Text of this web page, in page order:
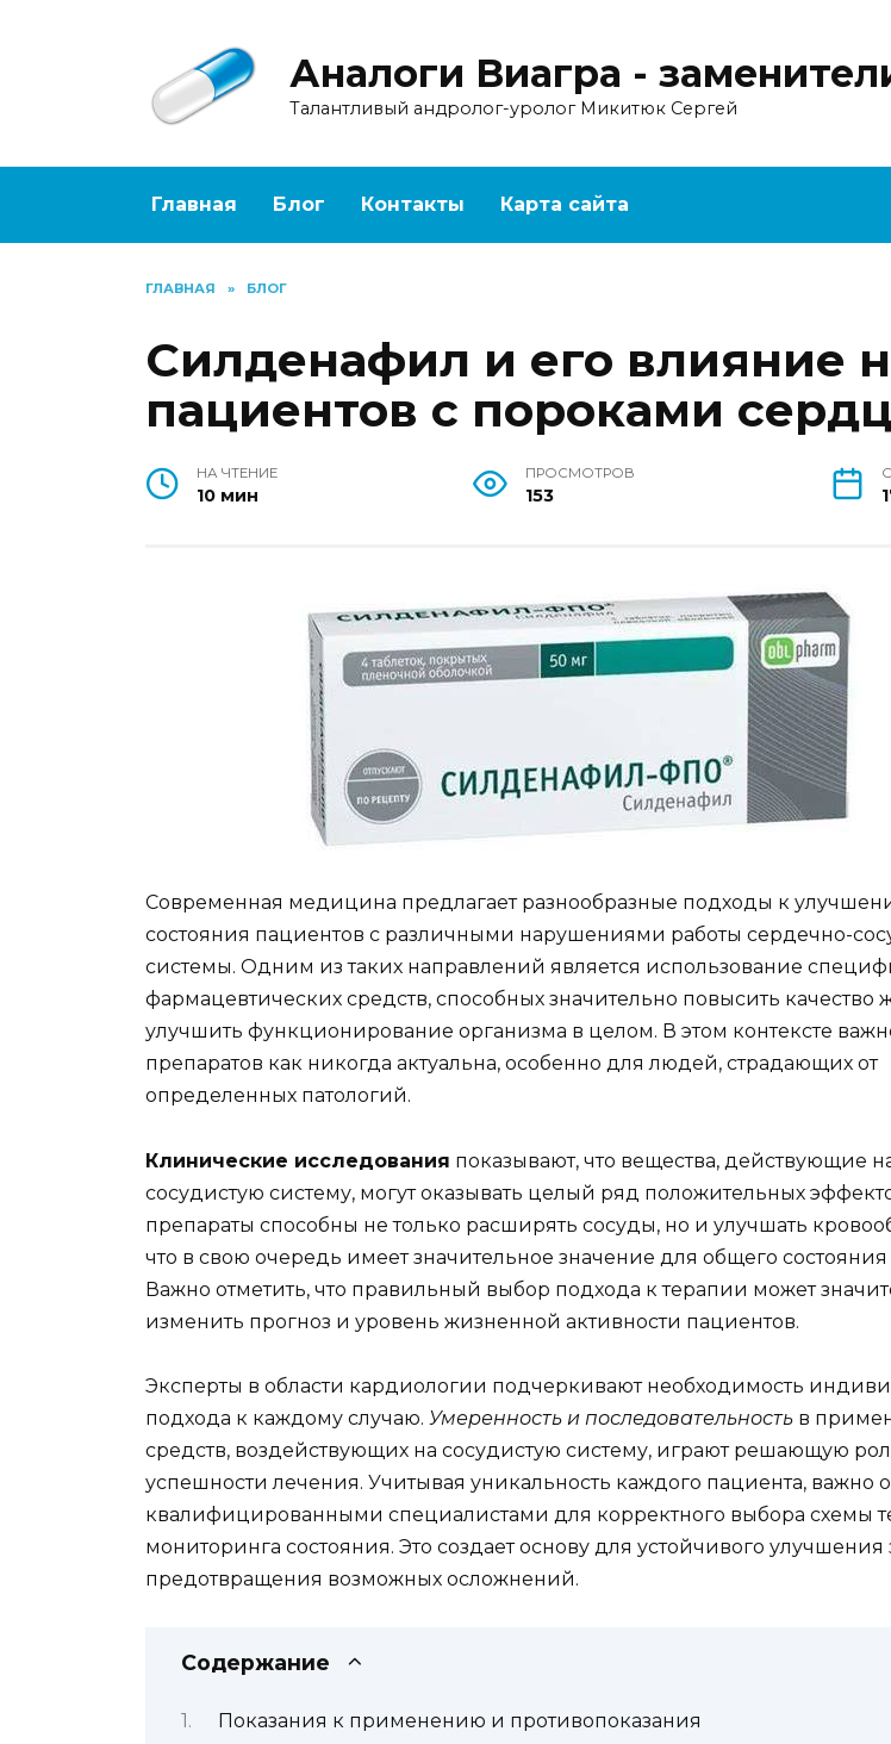
Аналоги Виагра -
Талантливый андролог-уролог Микитюк Сергей
Главная Блог Контакты Карта сайта
ГЛАВНАЯ » БЛОГ
Силденафил и его влияние
пациентов с пороками
НА ЧТЕНИЕ
10 мин
ПРОСМОТРОВ
153
Современная медицина предлагает разнообразные подходы к
состояния пациентов с различными нарушениями работы сердечно-
системы. Одним из таких направлений является использование
фармацевтических средств, способных значительно повысить качество
улучшить функционирование организма в целом. В этом контексте
препаратов как никогда актуальна, особенно для людей, страдающих от
определенных патологий.
Клинические исследования показывают, что вещества, действующие
сосудистую систему, могут оказывать целый ряд положительных
препараты способны не только расширять сосуды, но и улучшать
что в свою очередь имеет значительное значение для общего состояния
Важно отметить, что правильный выбор подхода к терапии может
изменить прогноз и уровень жизненной активности пациентов.
Эксперты в области кардиологии подчеркивают необходимость
подхода к каждому случаю. Умеренность и последовательность в
средств, воздействующих на сосудистую систему, играют решающую
успешности лечения. Учитывая уникальность каждого пациента, важно
квалифицированными специалистами для корректного выбора схемы
мониторинга состояния. Это создает основу для устойчивого улучшения
предотвращения возможных осложнений.
Содержание
Показания к применению и противопоказания